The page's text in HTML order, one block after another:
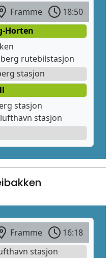
Framme
18:50
Horten
rutebilstasjon
stasjon
stasjon
stasjon
Framme
16:18
stasjon